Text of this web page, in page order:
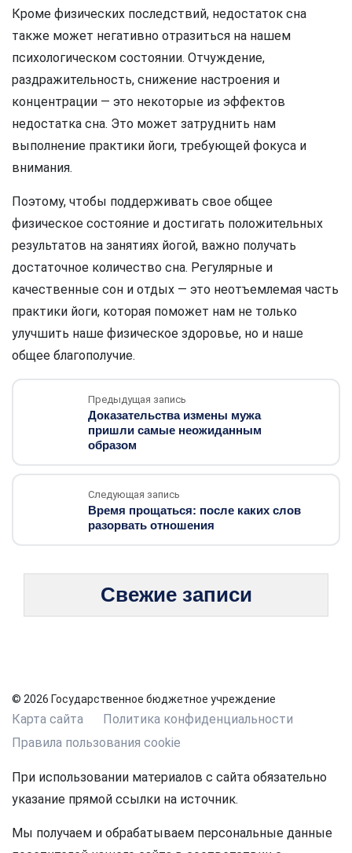
Кроме физических последствий, недостаток сна
также может негативно отразиться на нашем
психологическом состоянии. Отчуждение,
раздражительность, снижение настроения и
концентрации — это некоторые из эффектов
недостатка сна. Это может затруднить нам
выполнение практики йоги, требующей фокуса и
внимания.
Поэтому, чтобы поддерживать свое общее
физическое состояние и достигать положительных
результатов на занятиях йогой, важно получать
достаточное количество сна. Регулярные и
качественные сон и отдых — это неотъемлемая часть
практики йоги, которая поможет нам не только
улучшить наше физическое здоровье, но и наше
общее благополучие.
Предыдущая запись
Доказательства измены мужа
пришли самые неожиданным
образом
Следующая запись
Время прощаться: после каких слов
разорвать отношения
Свежие записи
© 2026 Государственное бюджетное учреждение
Карта сайта
Политика конфиденциальности
Правила пользования cookie
При использовании материалов с сайта обязательно
указание прямой ссылки на источник.
Мы получаем и обрабатываем персональные данные